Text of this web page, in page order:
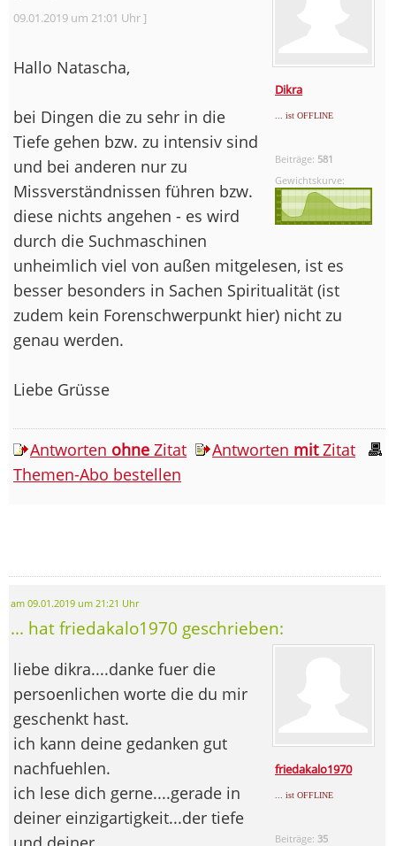
Dikra
... ist OFFLINE
Beiträge: 581
Gewichtskurve:
09.01.2019 um 21:01 Uhr ]
Hallo Natascha,
bei Dingen die zu sehr in die
Tiefe gehen bzw. zu intensiv sind
und bei anderen nur zu
Missverständnissen führen bzw.
diese nichts angehen - es wird
durch die Suchmaschinen
unheimlich viel von außen mitgelesen, ist es
besser besonders in Sachen Spiritualität (ist
zudem kein Forenschwerpunkt hier) nicht zu
genau werden.
Liebe Grüsse
Antworten ohne Zitat Antworten mitZitat
Themen-Abo bestellen
am 09.01.2019 um 21:21 Uhr
... hat friedakalo1970 geschrieben:
friedakalo1970
... ist OFFLINE
Beiträge: 35
liebe dikra....danke fuer die
persoenlichen worte die du mir
geschenkt hast.
ich kann deine gedanken gut
nachfuehlen.
ich lese dich gerne....gerade in
deiner einzigartigkeit...der tiefe